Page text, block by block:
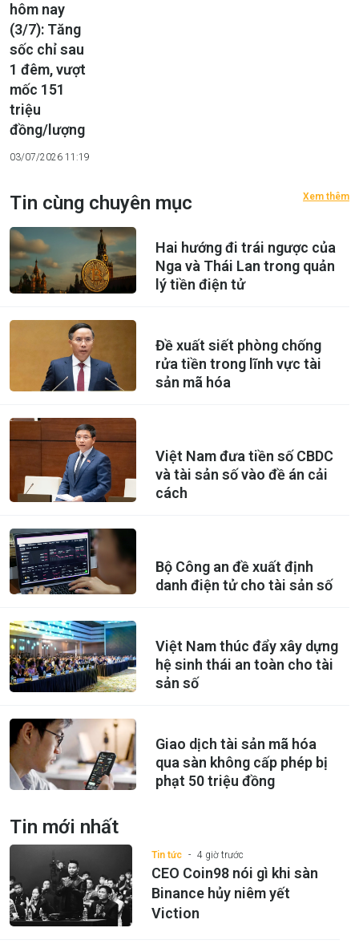
03/07/2026 11:19
hôm nay
(3/7): Tăng
sốc chỉ sau
1 đêm, vượt
mốc 151
triệu
đồng/lượng
Tin cùng chuyên mục Xem thêm
Hai hướng đi trái ngược của
Nga và Thái Lan trong quản
lý tiền điện tử
Đề xuất siết phòng chống
rửa tiền trong lĩnh vực tài
sản mã hóa
Việt Nam đưa tiền số CBDC
và tài sản số vào đề án cải
cách
Bộ Công an đề xuất định
danh điện tử cho tài sản số
Việt Nam thúc đẩy xây dựng
hệ sinh thái an toàn cho tài
sản số
Giao dịch tài sản mã hóa
qua sàn không cấp phép bị
phạt 50 triệu đồng
Tin mới nhất
Tin tức 4 giờ trước
CEO Coin98 nói gì khi sàn
Binance hủy niêm yết
Viction